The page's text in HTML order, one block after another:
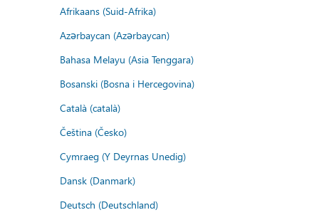
Afrikaans (Suid-Afrika)
Azərbaycan (Azərbaycan)
Bahasa Melayu (Asia Tenggara)
Bosanski (Bosna i Hercegovina)
Català (català)
Čeština (Česko)
Cymraeg (Y Deyrnas Unedig)
Dansk (Danmark)
Deutsch (Deutschland)